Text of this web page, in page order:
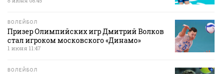
ВОЛЕЙБОЛ
Призер Олимпийских игр Дмитрий Волков
стал игроком московского «Динамо»
1 июня 11:47
ВОЛЕЙБОЛ